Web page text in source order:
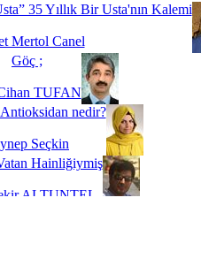
35 Yıllık Bir Usta'nın Kalemi
Mertol Canel
Göç ;
TUFAN
nedir?
Seçkin
Hainliğiymiş
ALTUNTEL